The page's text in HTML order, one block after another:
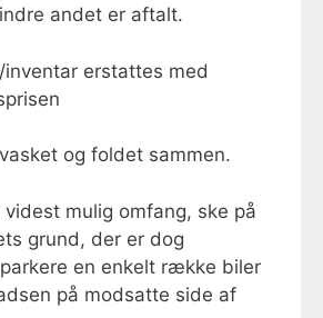
andet er aftalt.
erstattes med
og foldet sammen.
videst mulig omfang, ske på
grund, der er dog
en enkelt række biler
på modsatte side af